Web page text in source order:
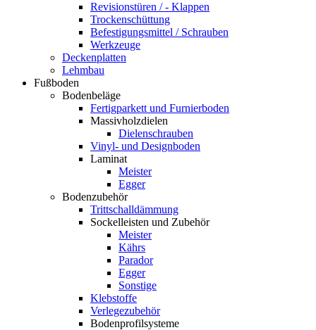
Revisionstüren / - Klappen
Trockenschüttung
Befestigungsmittel / Schrauben
Werkzeuge
Deckenplatten
Lehmbau
Fußboden
Bodenbeläge
Fertigparkett und Furnierboden
Massivholzdielen
Dielenschrauben
Vinyl- und Designboden
Laminat
Meister
Egger
Bodenzubehör
Trittschalldämmung
Sockelleisten und Zubehör
Meister
Kährs
Parador
Egger
Sonstige
Klebstoffe
Verlegezubehör
Bodenprofilsysteme